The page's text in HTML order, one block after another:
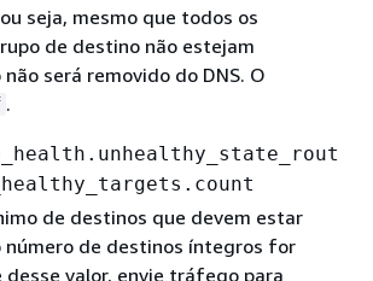
seja, mesmo que todos os
de destino não estejam
será removido do DNS. O
.
de destinos que devem estar
número de destinos íntegros for
desse valor, envie tráfego para